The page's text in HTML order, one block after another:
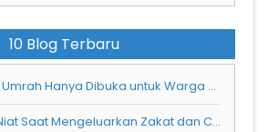
10 Blog Terbaru
Mulai 18 April, Umrah Hanya Dibuka untuk Warga Saudi
Pentingnya Niat Saat Mengeluarkan Zakat dan Cara Melakukannya